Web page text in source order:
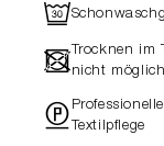
R
- Trocknen im
nicht möglich
"Professionelle
Textilpflege